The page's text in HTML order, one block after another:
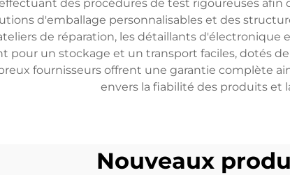
des procédures de test rigoureuses
d'emballage personnalisables et des
de réparation, les détaillants
pour un stockage et un transport faciles, dotés
fournisseurs offrent une garantie complète
envers la fiabilité des produits et
Nouveaux